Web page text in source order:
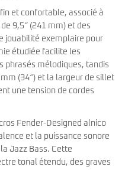
et confortable, associé à
9,5″ (241 mm) et des
jouabilité exemplaire pour
étudiée facilite les
phrasés mélodiques, tandis
(34″) et la largeur de sillet
une tension de cordes
Fender-Designed alnico
et la puissance sonore
Jazz Bass. Cette
tonal étendu, des graves